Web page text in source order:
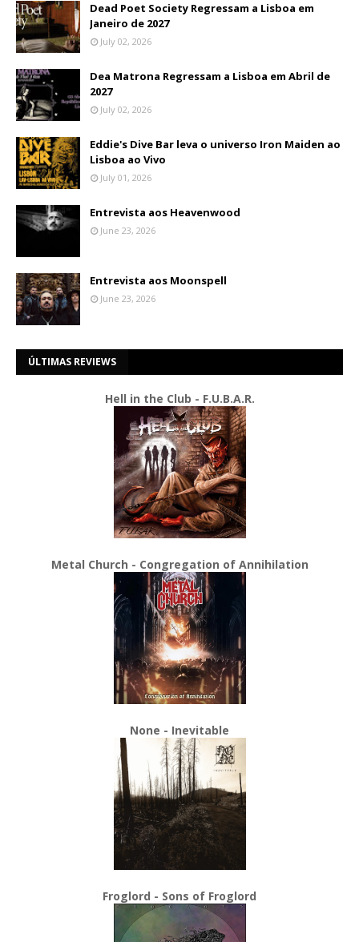
Dead Poet Society Regressam a Lisboa em
Janeiro de 2027
July 02, 2026
Dea Matrona Regressam a Lisboa em Abril de
2027
July 02, 2026
Eddie's Dive Bar leva o universo Iron Maiden ao
Lisboa ao Vivo
July 01, 2026
Entrevista aos Heavenwood
June 23, 2026
Entrevista aos Moonspell
June 23, 2026
ÚLTIMAS REVIEWS
Hell in the Club - F.U.B.A.R.
Metal Church - Congregation of Annihilation
None - Inevitable
Froglord - Sons of Froglord